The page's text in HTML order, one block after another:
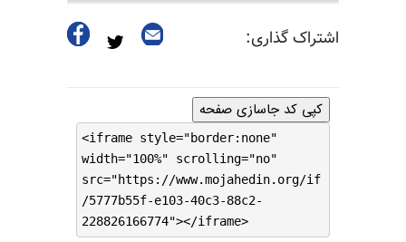
اشتراک گذاری:
کپی کد جاسازی صفحه
<iframe style="border:none"
width="100%" scrolling="no"
src="https://www.mojahedin.org/if
/5777b55f-e103-40c3-88c2-
228826166774"></iframe>